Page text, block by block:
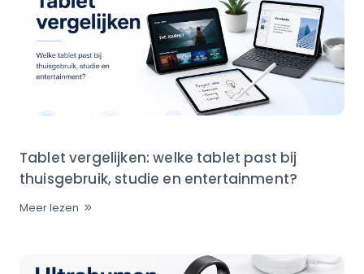
Tablet vergelijken: welke tablet past bij
thuisgebruik, studie en entertainment?
Meer lezen